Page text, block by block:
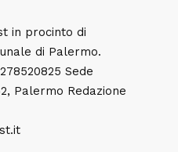
in procinto di
di Palermo.
Sede
Palermo Redazione